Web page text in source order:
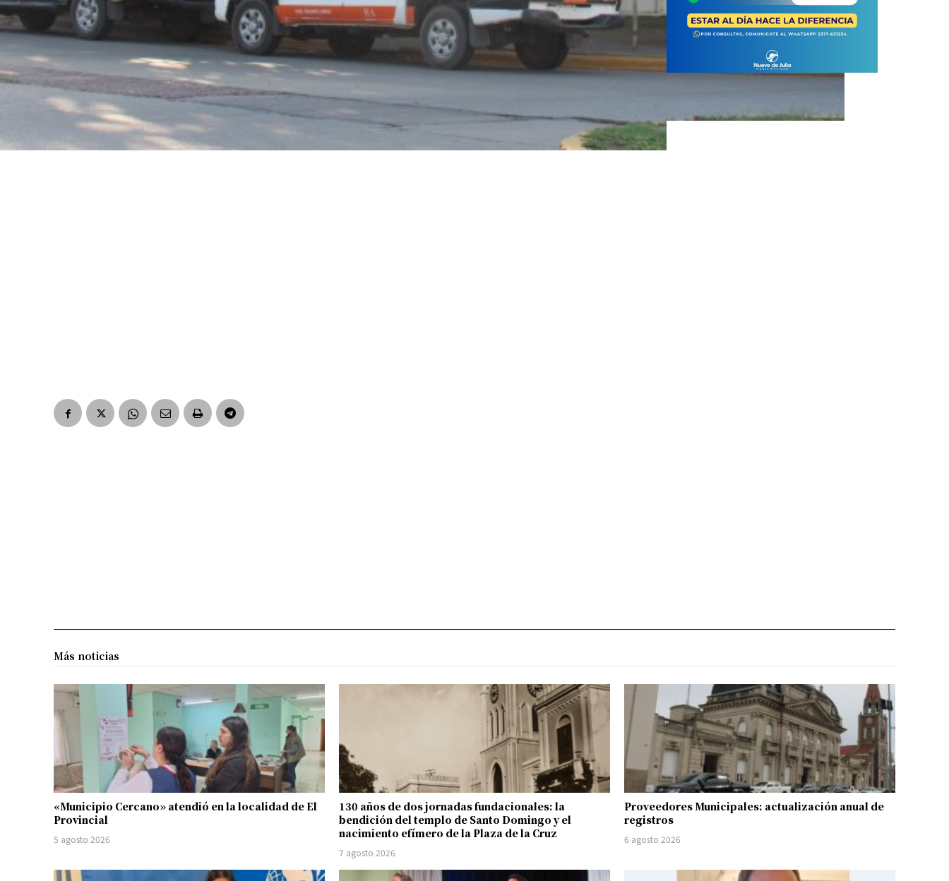
Más noticias
«Municipio Cercano» atendió en la localidad de El
Provincial
5 agosto 2026
130 años de dos jornadas fundacionales: la
bendición del templo de Santo Domingo y el
nacimiento efímero de la Plaza de la Cruz
7 agosto 2026
Proveedores Municipales: actualización anual de
registros
6 agosto 2026